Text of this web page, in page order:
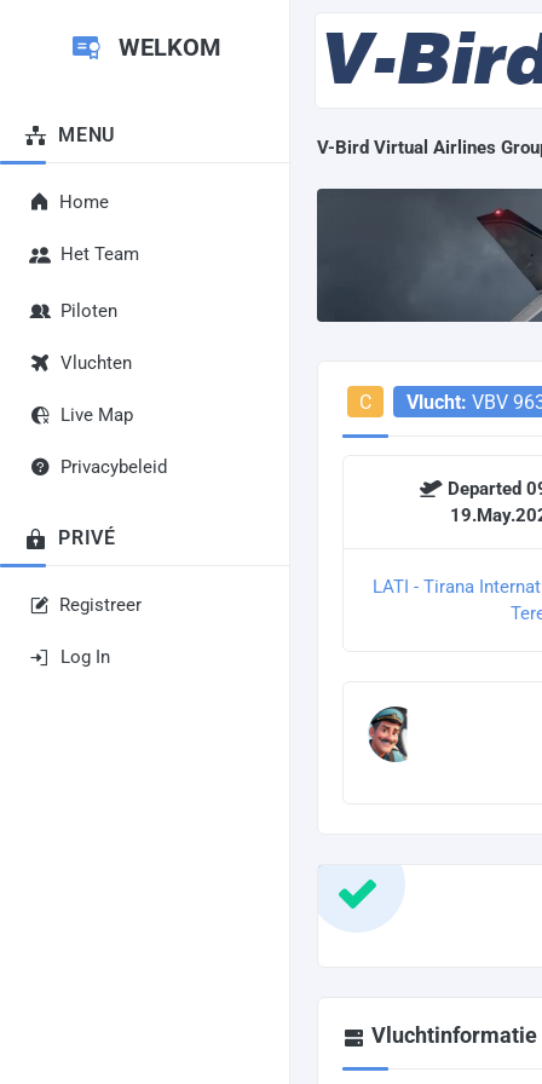
WELKOM
MENU
Home
Het Team
Piloten
Vluchten
Live Map
Privacybeleid
PRIVÉ
Registreer
Log In
V-Bird Virtual Airlines
C Vlucht: VBV
Departed
LATI - Tirana
Vluchtinformatie